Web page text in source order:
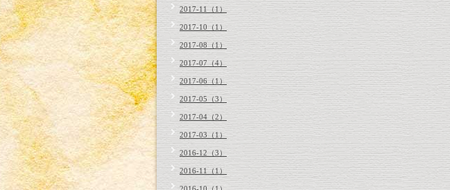
2017-11（1）
2017-10（1）
2017-08（1）
2017-07（4）
2017-06（1）
2017-05（3）
2017-04（2）
2017-03（1）
2016-12（3）
2016-11（1）